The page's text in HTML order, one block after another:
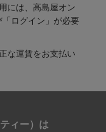
には、高島屋オン
ログイン」が必要
な運賃をお支払い
ィー）は